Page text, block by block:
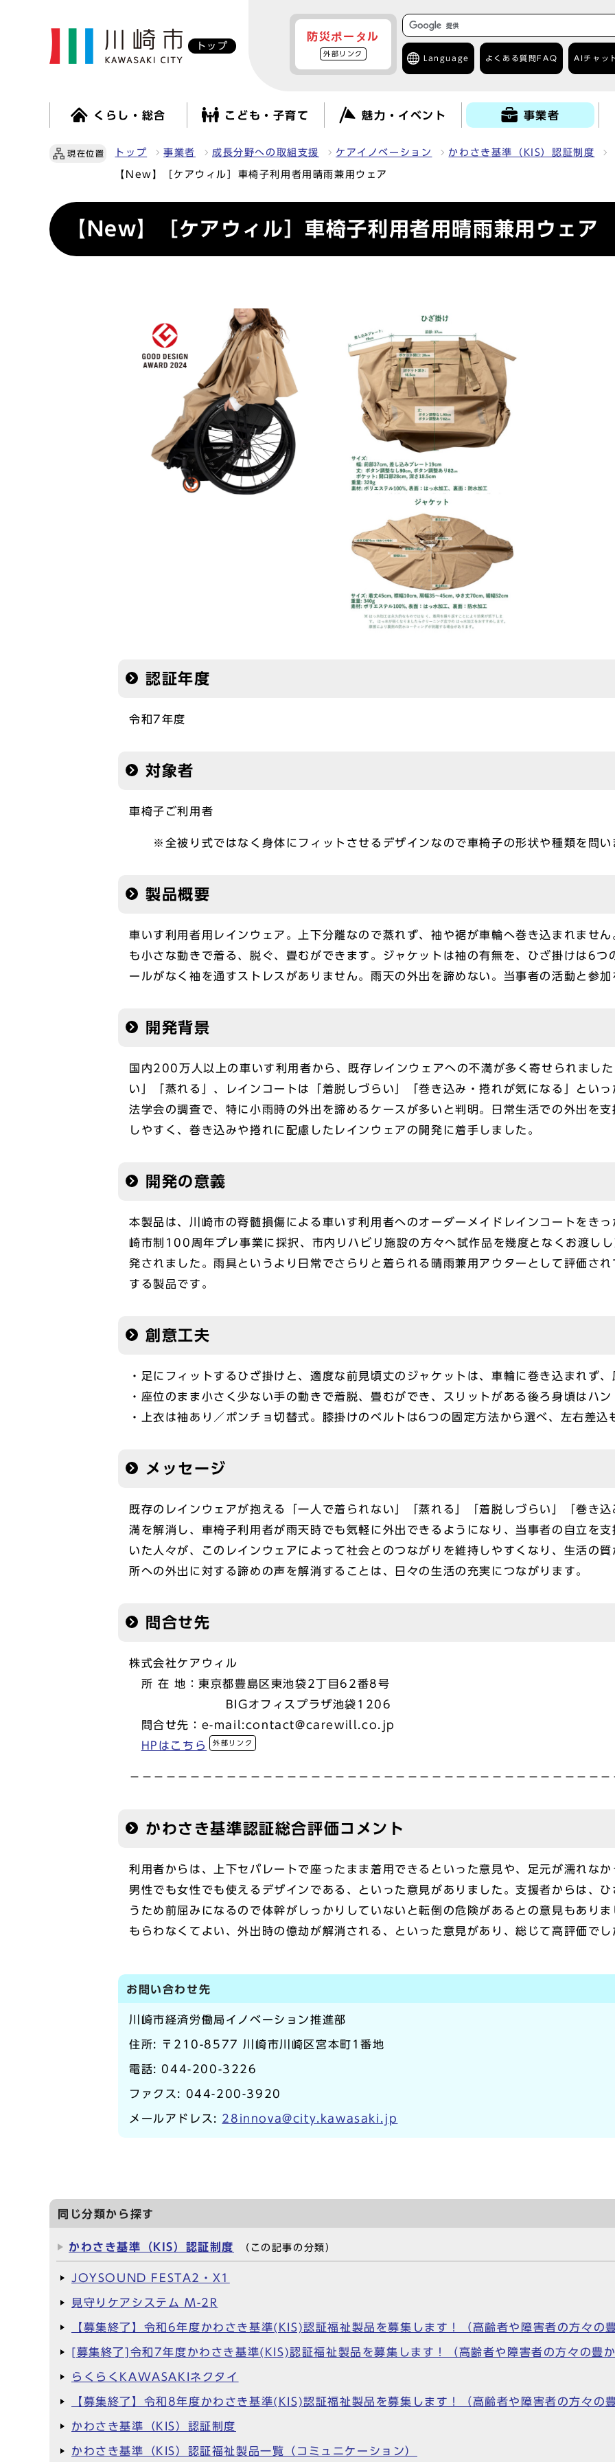
トップ
防災ポータル
外部リンク
Language よくある質問 FAQ AIチャッ
くらし・総合 こども・子育て 魅力・イベント 事業者
現在位置 トップ 事業者 成長分野への取組支援 ケアイノベーション かわさき基準（KIS）認証制度
【New】［ケアウィル］車椅子利用者用晴雨兼用ウェア
【New】［ケアウィル］車椅子利用者用晴雨兼用ウェア
認証年度
令和7年度
対象者
車椅子ご利用者
※全被り式ではなく身体にフィットさせるデザインなので車椅子の形状や種類を問い
製品概要
車いす利用者用レインウェア。上下分離なので蒸れず、袖や裾が車輪へ巻き込まれませ
も小さな動きで着る、脱ぐ、畳むができます。ジャケットは袖の有無を、ひざ掛けは6つ
ールがなく袖を通すストレスがありません。雨天の外出を諦めない。当事者の活動と参
開発背景
国内200万人以上の車いす利用者から、既存レインウェアへの不満が多く寄せられまし
い」「蒸れる」、レインコートは「着脱しづらい」「巻き込み・捲れが気になる」とい
法学会の調査で、特に小雨時の外出を諦めるケースが多いと判明。日常生活での外出を
しやすく、巻き込みや捲れに配慮したレインウェアの開発に着手しました。
開発の意義
本製品は、川崎市の脊髄損傷による車いす利用者へのオーダーメイドレインコートをき
崎市制100周年プレ事業に採択、市内リハビリ施設の方々へ試作品を幾度となくお渡し
発されました。雨具というより日常でさらりと着られる晴雨兼用アウターとして評価さ
する製品です。
創意工夫
・足にフィットするひざ掛けと、適度な前見頃丈のジャケットは、車輪に巻き込まれず
・座位のまま小さく少ない手の動きで着脱、畳むができ、スリットがある後ろ身頃はハ
・上衣は袖あり／ポンチョ切替式。膝掛けのベルトは6つの固定方法から選べ、左右差込
メッセージ
既存のレインウェアが抱える「一人で着られない」「蒸れる」「着脱しづらい」「巻き
満を解消し、車椅子利用者が雨天時でも気軽に外出できるようになり、当事者の自立を
いた人々が、このレインウェアによって社会とのつながりを維持しやすくなり、生活の
所への外出に対する諦めの声を解消することは、日々の生活の充実につながります。
問合せ先
株式会社ケアウィル
所 在 地：東京都豊島区東池袋2丁目62番8号
BIGオフィスプラザ池袋1206
問合せ先：e-mail:contact@carewill.co.jp
HPはこちら
外部リンク
－－－－－－－－－－－－－－－－－－－－－－－－－－－－－－－－－－－－－－－
かわさき基準認証総合評価コメント
利用者からは、上下セパレートで座ったまま着用できるといった意見や、足元が濡れな
男性でも女性でも使えるデザインである、といった意見がありました。支援者からは、
うため前屈みになるので体幹がしっかりしていないと転倒の危険があるとの意見もあり
もらわなくてよい、外出時の億劫が解消される、といった意見があり、総じて高評価でし
お問い合わせ先
川崎市経済労働局イノベーション推進部
住所: 〒210-8577 川崎市川崎区宮本町1番地
電話: 044-200-3226
ファクス: 044-200-3920
メールアドレス: 28innova@city.kawasaki.jp
同じ分類から探す
かわさき基準（KIS）認証制度 （この記事の分類）
JOYSOUND FESTA2・X1
見守りケアシステム M-2R
【募集終了】令和6年度かわさき基準(KIS)認証福祉製品を募集します！（高齢者や障害者の方々の
[募集終了]令和7年度かわさき基準(KIS)認証福祉製品を募集します！（高齢者や障害者の方々の豊
らくらくKAWASAKIネクタイ
【募集終了】令和8年度かわさき基準(KIS)認証福祉製品を募集します！（高齢者や障害者の方々の
かわさき基準（KIS）認証制度
かわさき基準（KIS）認証福祉製品一覧（コミュニケーション）